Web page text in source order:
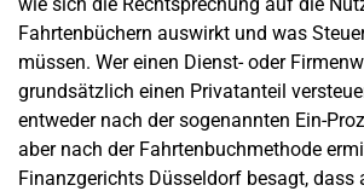
Fahrtenbüchern auswirkt und was
müssen. Wer einen Dienst- oder
grundsätzlich einen Privatanteil
entweder nach der sogenannten Ein-
aber nach der Fahrtenbuchmethode
Finanzgerichts Düsseldorf besagt, dass